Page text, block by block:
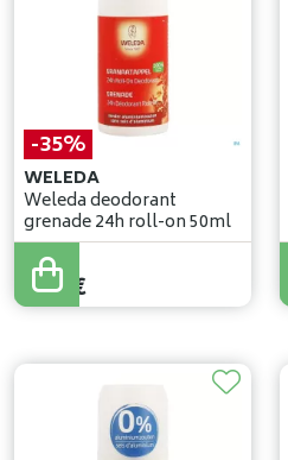
-35%
WELEDA
Weleda deodorant
grenade 24h roll-on 50ml
7,49€
4,87 €